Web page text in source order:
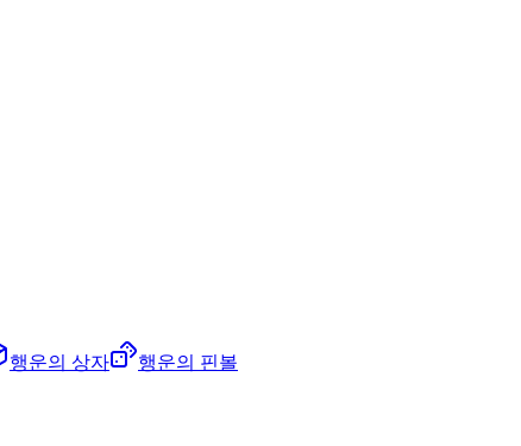
행운의 상자 행운의 핀볼